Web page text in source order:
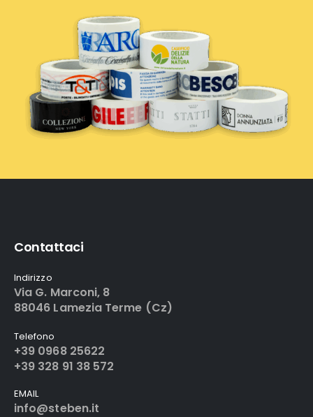
Contattaci
Indirizzo
Via G. Marconi, 8
88046 Lamezia Terme (Cz)
Telefono
+39 0968 25622
+39 328 91 38 572
EMAIL
info@steben.it